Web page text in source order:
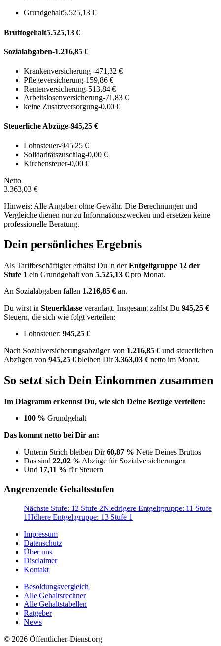
Grundgehalt5.525,13 €
Bruttogehalt5.525,13 €
Sozialabgaben-1.216,85 €
Krankenversicherung -471,32 €
Pflegeversicherung-159,86 €
Rentenversicherung-513,84 €
Arbeitslosenversicherung-71,83 €
keine Zusatzversorgung-0,00 €
Steuerliche Abzüge-945,25 €
Lohnsteuer-945,25 €
Solidaritätszuschlag-0,00 €
Kirchensteuer-0,00 €
Netto
3.363,03 €
Hinweis: Alle Angaben ohne Gewähr. Die Berechnungen und
Vergleiche dienen nur zu Informationszwecken und ersetzen keine
professionelle Beratung.
Dein persönliches Ergebnis
Als Tarifbeschäftigter erhältst Du in derEntgeltgruppe 12 der
Stufe 1 ein Grundgehalt von 5.525,13 € pro Monat.
An Sozialabgaben fallen 1.216,85 € an.
Du wirst in Steuerklasse veranlagt. Insgesamt zahlst Du 945,25 €
Steuern, die sich wie folgt verteilen:
Lohnsteuer: 945,25 €
Nach Sozialversicherungsabzügen von 1.216,85 € und steuerlichen
Abzügen von 945,25 € bleiben Dir3.363,03 € netto im Monat.
So setzt sich Dein Einkommen zusammen
Im Diagramm erkennst Du, wie sich Deine Bezüge verteilen:
100 % Grundgehalt
Das kommt netto bei Dir an:
Unterm Strich bleiben Dir60,87 % Nette Deines Bruttos
Das sind 22,02 % Abzüge für Sozialversicherungen
Und 17,11 % für Steuern
Angrenzende Gehaltsstufen
Nächste Stufe: 12 Stufe 2Niedrigere Entgeltgruppe: 11 Stufe
1Höhere Entgeltgruppe: 13 Stufe 1
Impressum
Datenschutz
Über uns
Disclaimer
Kontakt
Besoldungsvergleich
Alle Gehaltsrechner
Alle Gehaltstabellen
Ratgeber
News
© 2026 Öffentlicher-Dienst.org